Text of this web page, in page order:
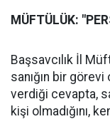
MÜFTÜLÜK:
Başsavcılık İl
sanığın bir
verdiği cevapta,
kişi olmadığını,